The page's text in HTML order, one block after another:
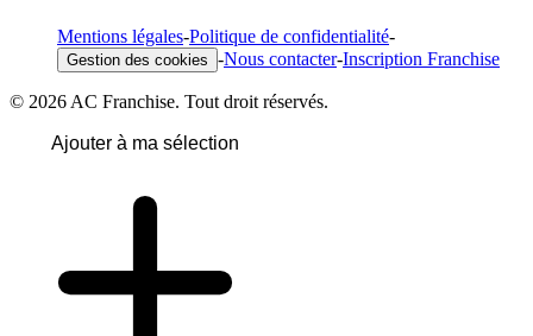
Mentions légales-Politique de confidentialité-
Gestion des cookies -Nous contacter-Inscription Franchise
© 2026 AC Franchise. Tout droit réservés.
Ajouter à ma sélection